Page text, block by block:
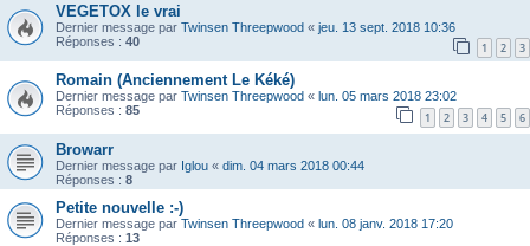
VEGETOX le vrai
Dernier message par Twinsen Threepwood « jeu. 13 sept. 2018 10:36
Réponses : 40 1 2 3
Romain (Anciennement Le Kéké)
Dernier message par Twinsen Threepwood « lun. 05 mars 2018 23:02
Réponses : 85 1 2 3 4 5 6
Browarr
Dernier message par Iglou « dim. 04 mars 2018 00:44
Réponses : 8
Petite nouvelle :-)
Dernier message par Twinsen Threepwood « lun. 08 janv. 2018 17:20
Réponses : 13